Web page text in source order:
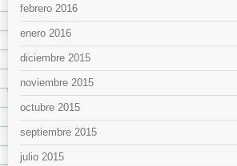
febrero 2016
enero 2016
diciembre 2015
noviembre 2015
octubre 2015
septiembre 2015
julio 2015